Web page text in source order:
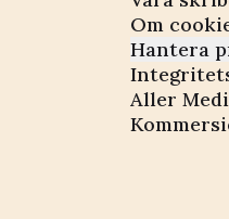
Om
Hantera
Aller